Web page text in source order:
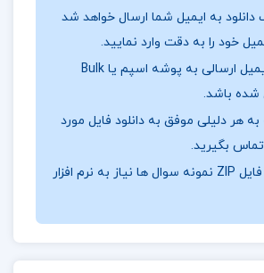
کتاب آسیب شناسی اجتماعی هدایت
آسیب‌شناسی اجتماعی
و عمق تحلیل‌ها منبع
آسیب‌های اجتماعی در ایران
به درک بهتر از روابط پیچیده
شدن مشکلات اجتماعی کمک کند و
مقابله با این آسیب‌ها ارائه دهد.
محدودیت‌هایی در برخی بخش‌ها مانند
به ایمیل شما ارسال خواهد شد
خود را به دقت وارد نمایید.
ممکن است ایمیل ارسالی به پوشه اسپم یا Bulk
شده باشد.
هر دلیلی موفق به دانلود فایل مورد
بگیرید.
برای باز کردن فایل ZIP نمونه سوال ها نیاز به نرم افزار